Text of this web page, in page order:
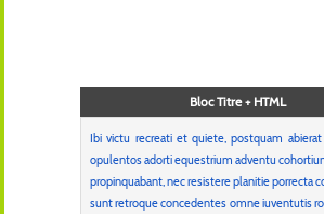
Bloc Titre + HTML
Ibi victu recreati et quiete, postquam
opulentos adorti equestrium adventu
propinquabant, nec resistere planitie porrecta
sunt retroque concedentes omne iuventutis